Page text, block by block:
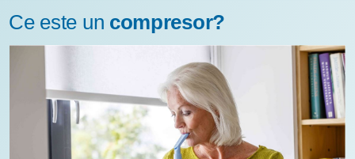
Ce este un compresor?